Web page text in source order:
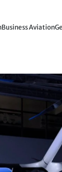
Business Aviation